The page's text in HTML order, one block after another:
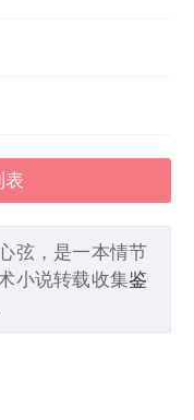
表
弦，是一本情节
小说转载收集鉴